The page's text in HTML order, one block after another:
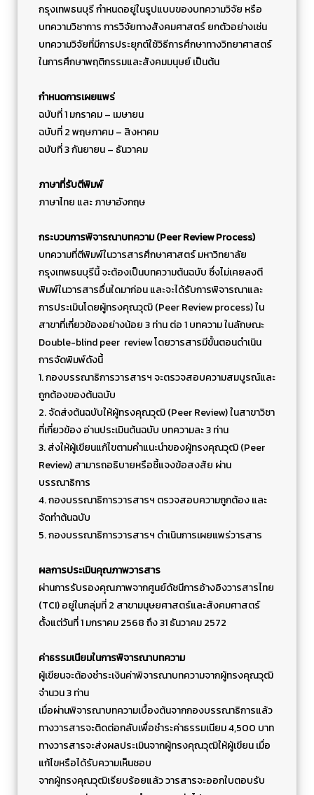
กรุงเทพธนบุรี กำหนดอยู่ในรูปแบบของบทความวิจัย หรือ
บทความวิชาการ การวิจัยทางสังคมศาสตร์ ยกตัวอย่างเช่น
บทความวิจัยที่มีการประยุกต์ใช้วิธีการศึกษาทางวิทยาศาสตร์
ในการศึกษาพฤติกรรมและสังคมมนุษย์ เป็นต้น
กำหนดการเผยแพร่
ฉบับที่ 1 มกราคม – เมษายน
ฉบับที่ 2 พฤษภาคม – สิงหาคม
ฉบับที่ 3 กันยายน – ธันวาคม
ภาษาที่รับตีพิมพ์
ภาษาไทย และ ภาษาอังกฤษ
กระบวนการพิจารณาบทความ (Peer Review Process)
บทความที่ตีพิมพ์ในวารสารศึกษาศาสตร์ มหาวิทยาลัย
กรุงเทพธนบุรีนี้ จะต้องเป็นบทความต้นฉบับ ซึ่งไม่เคยลงตี
พิมพ์ในวารสารอื่นใดมาก่อน และจะได้รับการพิจารณาและ
การประเมินโดยผู้ทรงคุณวุฒิ (Peer Review process) ใน
สาขาที่เกี่ยวข้องอย่างน้อย 3 ท่าน ต่อ 1 บทความ ในลักษณะ
Double-blind peer review โดยวารสารมีขั้นตอนดำเนิน
การจัดพิมพ์ดังนี้
1. กองบรรณาธิการวารสารฯ จะตรวจสอบความสมบูรณ์และ
ถูกต้องของต้นฉบับ
2. จัดส่งต้นฉบับให้ผู้ทรงคุณวุฒิ (Peer Review) ในสาขาวิชา
ที่เกี่ยวข้อง อ่านประเมินต้นฉบับ บทความละ 3 ท่าน
3. ส่งให้ผู้เขียนแก้ไขตามคำแนะนำของผู้ทรงคุณวุฒิ (Peer
Review) สามารถอธิบายหรือชี้แจงข้อสงสัย ผ่าน
บรรณาธิการ
4. กองบรรณาธิการวารสารฯ ตรวจสอบความถูกต้อง และ
จัดทำต้นฉบับ
5. กองบรรณาธิการวารสารฯ ดำเนินการเผยแพร่วารสาร
ผลการประเมินคุณภาพวารสาร
ผ่านการรับรองคุณภาพจากศูนย์ดัชนีการอ้างอิงวารสารไทย
(TCI) อยู่ในกลุ่มที่ 2 สาขามนุษยศาสตร์และสังคมศาสตร์
ตั้งแต่วันที่ 1 มกราคม 2568 ถึง 31 ธันวาคม 2572
ค่าธรรมเนียมในการพิจารณาบทความ
ผู้เขียนจะต้องชำระเงินค่าพิจารณาบทความจากผู้ทรงคุณวุฒิ
จำนวน 3 ท่าน
เมื่อผ่านพิจารณาบทความเบื้องต้นจากกองบรรณาธิการแล้ว
ทางวารสารจะติดต่อกลับเพื่อชำระค่าธรรมเนียม 4,500 บาท
ทางวารสารจะส่งผลประเมินจากผู้ทรงคุณวุฒิให้ผู้เขียน เมื่อ
แก้ไขหรือได้รับความเห็นชอบ
จากผู้ทรงคุณวุฒิเรียบร้อยแล้ว วารสารจะออกใบตอบรับ